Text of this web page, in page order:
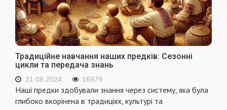
Традиційне навчання наших предків: Сезонні
цикли та передача знань
31.08.2024 16979
Наші предки здобували знання через систему, яка була
глибоко вкорінена в традиціях, культурі та